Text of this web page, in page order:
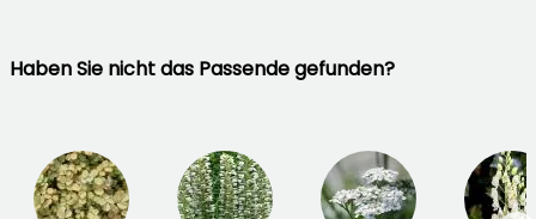
Haben Sie nicht das Passende gefunden?